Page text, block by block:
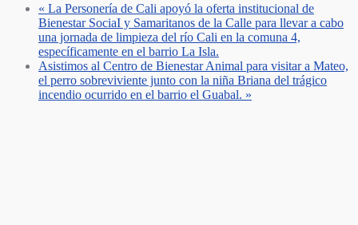
« La Personería de Cali apoyó la oferta institucional de
Bienestar SociaI y Samaritanos de la Calle para llevar a cabo
una jornada de limpieza del río Cali en la comuna 4,
específicamente en el barrio La Isla.
Asistimos al Centro de Bienestar Animal para visitar a Mateo,
el perro sobreviviente junto con la niña Briana del trágico
incendio ocurrido en el barrio el Guabal. »